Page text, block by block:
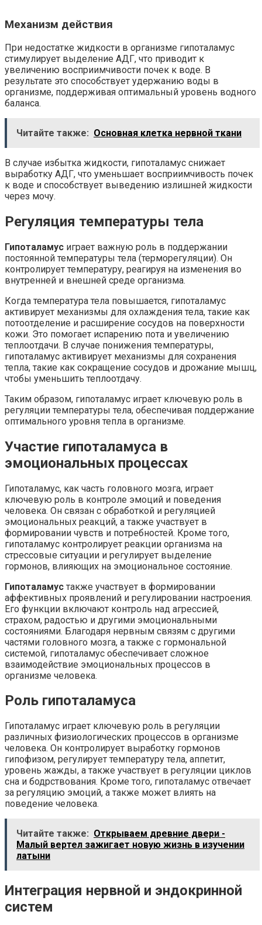
Механизм действия
При недостатке жидкости в организме гипоталамус
стимулирует выделение АДГ, что приводит к
увеличению восприимчивости почек к воде. В
результате это способствует удержанию воды в
организме, поддерживая оптимальный уровень водного
баланса.
Читайте также: Основная клетка нервной ткани
В случае избытка жидкости, гипоталамус снижает
выработку АДГ, что уменьшает восприимчивость почек
к воде и способствует выведению излишней жидкости
через мочу.
Регуляция температуры тела
Гипоталамус играет важную роль в поддержании
постоянной температуры тела (терморегуляции). Он
контролирует температуру, реагируя на изменения во
внутренней и внешней среде организма.
Когда температура тела повышается, гипоталамус
активирует механизмы для охлаждения тела, такие как
потоотделение и расширение сосудов на поверхности
кожи. Это помогает испарению пота и увеличению
теплоотдачи. В случае понижения температуры,
гипоталамус активирует механизмы для сохранения
тепла, такие как сокращение сосудов и дрожание мышц,
чтобы уменьшить теплоотдачу.
Таким образом, гипоталамус играет ключевую роль в
регуляции температуры тела, обеспечивая поддержание
оптимального уровня тепла в организме.
Участие гипоталамуса в
эмоциональных процессах
Гипоталамус, как часть головного мозга, играет
ключевую роль в контроле эмоций и поведения
человека. Он связан с обработкой и регуляцией
эмоциональных реакций, а также участвует в
формировании чувств и потребностей. Кроме того,
гипоталамус контролирует реакции организма на
стрессовые ситуации и регулирует выделение
гормонов, влияющих на эмоциональное состояние.
Гипоталамус также участвует в формировании
аффективных проявлений и регулировании настроения.
Его функции включают контроль над агрессией,
страхом, радостью и другими эмоциональными
состояниями. Благодаря нервным связям с другими
частями головного мозга, а также с гормональной
системой, гипоталамус обеспечивает сложное
взаимодействие эмоциональных процессов в
организме человека.
Роль гипоталамуса
Гипоталамус играет ключевую роль в регуляции
различных физиологических процессов в организме
человека. Он контролирует выработку гормонов
гипофизом, регулирует температуру тела, аппетит,
уровень жажды, а также участвует в регуляции циклов
сна и бодрствования. Кроме того, гипоталамус отвечает
за регуляцию эмоций, а также может влиять на
поведение человека.
Читайте также: Открываем древние двери -
Малый вертел зажигает новую жизнь в изучении
латыни
Интеграция нервной и эндокринной
систем